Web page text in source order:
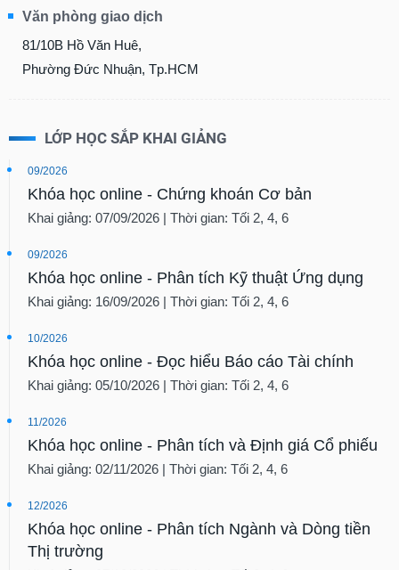
Văn phòng giao dịch
81/10B Hồ Văn Huê,
Phường Đức Nhuận, Tp.HCM
LỚP HỌC SẮP KHAI GIẢNG
09/2026
Khóa học online - Chứng khoán Cơ bản
Khai giảng: 07/09/2026 | Thời gian: Tối 2, 4, 6
09/2026
Khóa học online - Phân tích Kỹ thuật Ứng dụng
Khai giảng: 16/09/2026 | Thời gian: Tối 2, 4, 6
10/2026
Khóa học online - Đọc hiểu Báo cáo Tài chính
Khai giảng: 05/10/2026 | Thời gian: Tối 2, 4, 6
11/2026
Khóa học online - Phân tích và Định giá Cổ phiếu
Khai giảng: 02/11/2026 | Thời gian: Tối 2, 4, 6
12/2026
Khóa học online - Phân tích Ngành và Dòng tiền
Thị trường